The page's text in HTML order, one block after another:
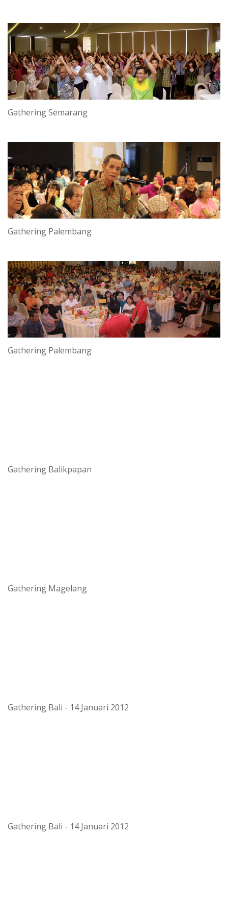
Gathering Semarang
Gathering Palembang
Gathering Palembang
Gathering Balikpapan
Gathering Magelang
Gathering Bali - 14 Januari 2012
Gathering Bali - 14 Januari 2012